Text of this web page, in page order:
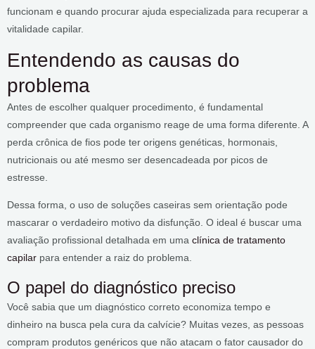
funcionam e quando procurar ajuda especializada para recuperar a
vitalidade capilar.
Entendendo as causas do
problema
Antes de escolher qualquer procedimento, é fundamental
compreender que cada organismo reage de uma forma diferente. A
perda crônica de fios pode ter origens genéticas, hormonais,
nutricionais ou até mesmo ser desencadeada por picos de
estresse.
Dessa forma, o uso de soluções caseiras sem orientação pode
mascarar o verdadeiro motivo da disfunção. O ideal é buscar uma
avaliação profissional detalhada em uma clínica de tratamento
capilar para entender a raiz do problema.
O papel do diagnóstico preciso
Você sabia que um diagnóstico correto economiza tempo e
dinheiro na busca pela cura da calvície? Muitas vezes, as pessoas
compram produtos genéricos que não atacam o fator causador do